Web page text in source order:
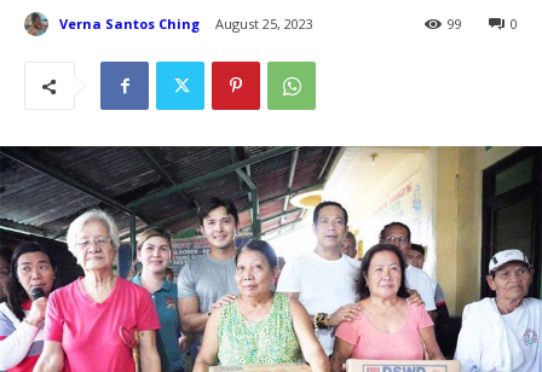
Verna Santos Ching August 25, 2023 0
99